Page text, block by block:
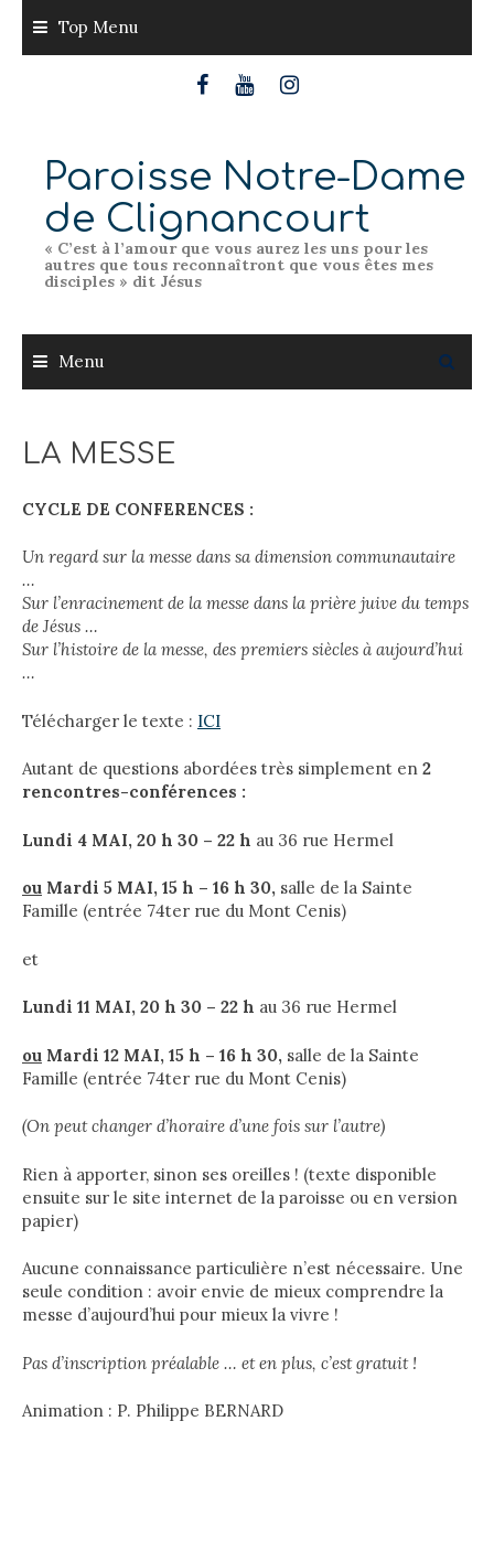
content
Top Menu
Paroisse Notre-Dame
de Clignancourt
« C’est à l’amour que vous aurez les uns pour les
autres que tous reconnaîtront que vous êtes mes
disciples » dit Jésus
Menu
LA MESSE
CYCLE DE CONFERENCES :
Un regard sur la messe dans sa dimension communautaire
…
Sur l’enracinement de la messe dans la prière juive du temps
de Jésus …
Sur l’histoire de la messe, des premiers siècles à aujourd’hui
…
Télécharger le texte : ICI
Autant de questions abordées très simplement en 2
rencontres-conférences :
Lundi 4 MAI, 20 h 30 – 22 h au 36 rue Hermel
ou Mardi 5 MAI, 15 h – 16 h 30, salle de la Sainte
Famille (entrée 74ter rue du Mont Cenis)
et
Lundi 11 MAI, 20 h 30 – 22 h au 36 rue Hermel
ou Mardi 12 MAI, 15 h – 16 h 30, salle de la Sainte
Famille (entrée 74ter rue du Mont Cenis)
(On peut changer d’horaire d’une fois sur l’autre)
Rien à apporter, sinon ses oreilles ! (texte disponible
ensuite sur le site internet de la paroisse ou en version
papier)
Aucune connaissance particulière n’est nécessaire. Une
seule condition : avoir envie de mieux comprendre la
messe d’aujourd’hui pour mieux la vivre !
Pas d’inscription préalable … et en plus, c’est gratuit !
Animation : P. Philippe BERNARD